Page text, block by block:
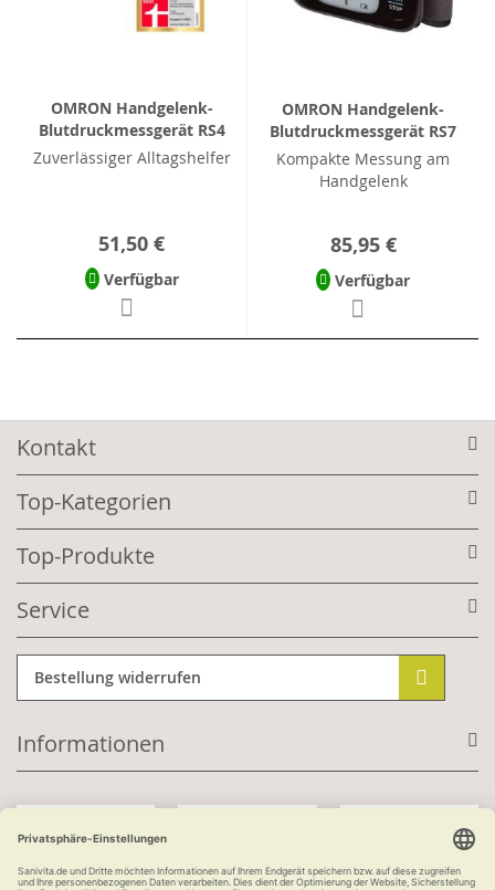
OMRON Handgelenk-
Blutdruckmessgerät RS4
Zuverlässiger Alltagshelfer
51,50 €
Verfügbar
OMRON Handgelenk-
Blutdruckmessgerät RS7
Kompakte Messung am
Handgelenk
85,95 €
Verfügbar
Kontakt
Top-Kategorien
Top-Produkte
Service
Bestellung widerrufen
Informationen